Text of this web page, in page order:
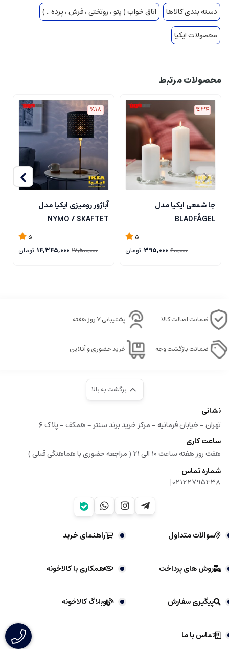
دسته بندی کالاها
اتاق خواب ( پتو ، روتختی ، فرش ، پرده .. )
محصولات ایکیا
محصولات مرتبط
%34
جا شمعی ایکیا مدل
BLADFÅGEL
5
600,000
395,000 تومان
%18
آباژور رومیزی ایکیا مدل
NYMO / SKAFTET
5
17,500,000
14,345,000 تومان
ضمانت اصالت کالا پشتیبانی ۷ روز هفته
ضمانت بازگشت وجه خرید حضوری و آنلاین
برگشت به بالا
نشانی
تهران - خیابان فرمانیه - مرکز خرید برند سنتر - همکف - پلاک ۶
ساعت کاری
هفت روز هفته ساعت ۱۰ الی ۲۱ ( مراجعه حضوری با هماهنگی قبلی )
شماره تماس
02122795438
|
سوالات متداول راهنمای خرید
روش های پرداخت همکاری با کالاخونه
پیگیری سفارش وبلاگ کالاخونه
تماس با ما